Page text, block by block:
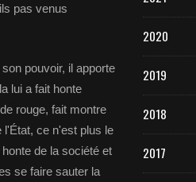
pas venus
pouvoir, il apporte
lui a fait honte
rouge, fait montre
l'État, ce n'est plus le
de la société et
se faire sauter la
2020
2019
2018
2017